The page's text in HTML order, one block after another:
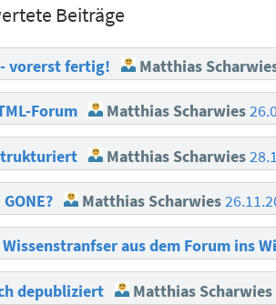
Beiträge
vorerst fertig! Matthias
Forum Matthias Scharwies
Matthias Scharwies
Matthias Scharwies
aus dem Forum ins
depubliziert Matthias Scharwies